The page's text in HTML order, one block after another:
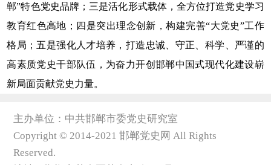
郸”特色党史品牌；三是活化形式载体，全方位打造党史学习
教育红色高地；四是突出理念创新，构建完善“大党史”工作
格局；五是强化人才培养，打造忠诚、守正、科学、严谨的
高素质党史干部队伍，为奋力开创邯郸中国式现代化建设崭
新局面贡献党史力量。
主办单位：中共邯郸市委党史研究室
Copyright © 2014-2021 邯郸党史网 All Rights
Reserved.